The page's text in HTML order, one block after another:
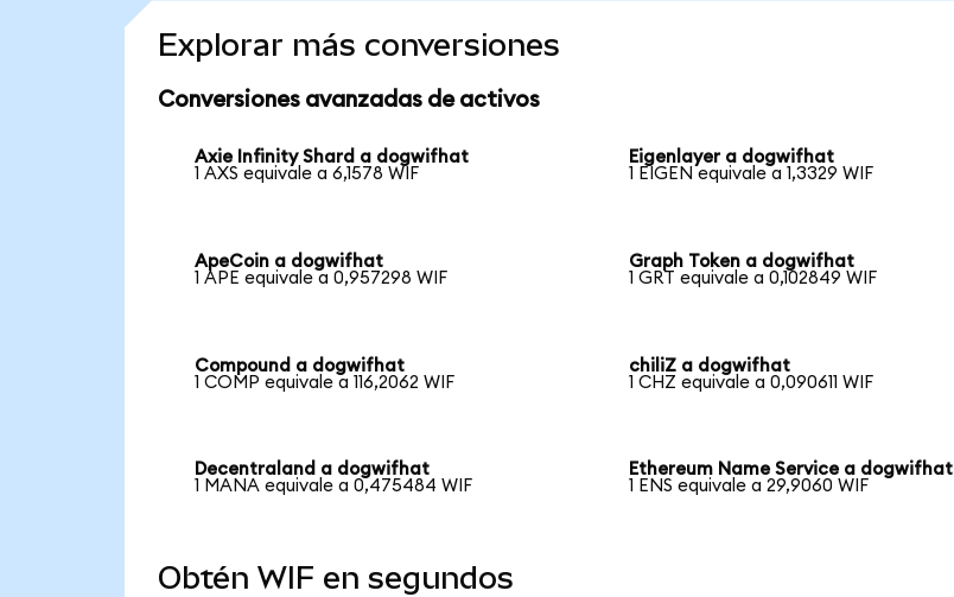
Explorar más conversiones
Conversiones avanzadas de activos
Axie Infinity Shard a dogwifhat
1 AXS equivale a 6,1578 WIF
Eigenlayer a dogwifhat
1 EIGEN equivale a 1,3329 WIF
ApeCoin a dogwifhat
1 APE equivale a 0,957298 WIF
Graph Token a dogwifhat
1 GRT equivale a 0,102849 WIF
Compound a dogwifhat
1 COMP equivale a 116,2062 WIF
chiliZ a dogwifhat
1 CHZ equivale a 0,090611 WIF
Decentraland a dogwifhat
1 MANA equivale a 0,475484 WIF
Ethereum Name Service a dogwifhat
1 ENS equivale a 29,9060 WIF
Obtén WIF en segundos